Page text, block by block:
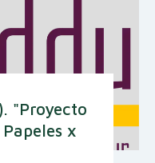
"Proyecto
x